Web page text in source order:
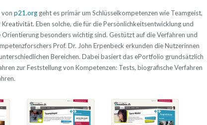
von p21.org geht es primär um Schlüsselkompetenzen wie Teamgeist,
Eben solche, die für die Persönlichkeitsentwicklung und
besonders wichtig sind. Gestützt auf die Verfahren und
Prof. Dr. John Erpenbeck erkunden die Nutzerinnen
Bereichen. Dabei basiert das ePortfolio grundsätzlich
zur Feststellung von Kompetenzen: Tests, biografische Verfahren